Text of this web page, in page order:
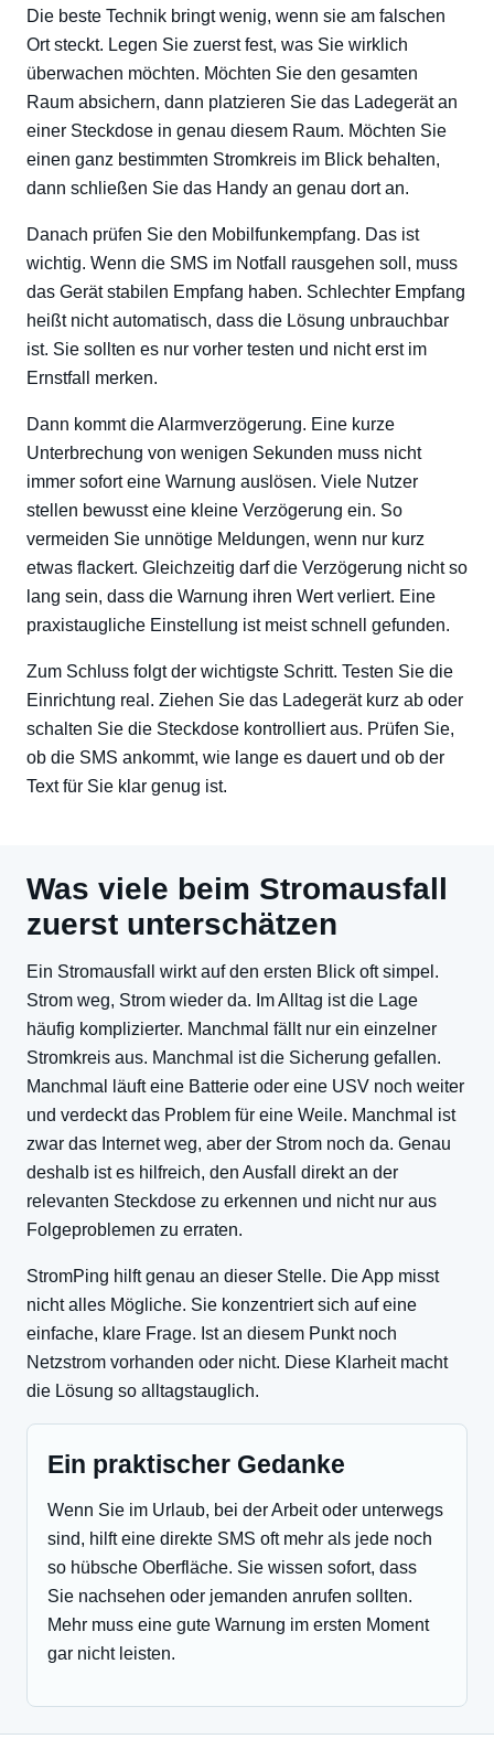
Die beste Technik bringt wenig, wenn sie am falschen
Ort steckt. Legen Sie zuerst fest, was Sie wirklich
überwachen möchten. Möchten Sie den gesamten
Raum absichern, dann platzieren Sie das Ladegerät an
einer Steckdose in genau diesem Raum. Möchten Sie
einen ganz bestimmten Stromkreis im Blick behalten,
dann schließen Sie das Handy an genau dort an.
Danach prüfen Sie den Mobilfunkempfang. Das ist
wichtig. Wenn die SMS im Notfall rausgehen soll, muss
das Gerät stabilen Empfang haben. Schlechter Empfang
heißt nicht automatisch, dass die Lösung unbrauchbar
ist. Sie sollten es nur vorher testen und nicht erst im
Ernstfall merken.
Dann kommt die Alarmverzögerung. Eine kurze
Unterbrechung von wenigen Sekunden muss nicht
immer sofort eine Warnung auslösen. Viele Nutzer
stellen bewusst eine kleine Verzögerung ein. So
vermeiden Sie unnötige Meldungen, wenn nur kurz
etwas flackert. Gleichzeitig darf die Verzögerung nicht so
lang sein, dass die Warnung ihren Wert verliert. Eine
praxistaugliche Einstellung ist meist schnell gefunden.
Zum Schluss folgt der wichtigste Schritt. Testen Sie die
Einrichtung real. Ziehen Sie das Ladegerät kurz ab oder
schalten Sie die Steckdose kontrolliert aus. Prüfen Sie,
ob die SMS ankommt, wie lange es dauert und ob der
Text für Sie klar genug ist.
Was viele beim Stromausfall
zuerst unterschätzen
Ein Stromausfall wirkt auf den ersten Blick oft simpel.
Strom weg, Strom wieder da. Im Alltag ist die Lage
häufig komplizierter. Manchmal fällt nur ein einzelner
Stromkreis aus. Manchmal ist die Sicherung gefallen.
Manchmal läuft eine Batterie oder eine USV noch weiter
und verdeckt das Problem für eine Weile. Manchmal ist
zwar das Internet weg, aber der Strom noch da. Genau
deshalb ist es hilfreich, den Ausfall direkt an der
relevanten Steckdose zu erkennen und nicht nur aus
Folgeproblemen zu erraten.
StromPing hilft genau an dieser Stelle. Die App misst
nicht alles Mögliche. Sie konzentriert sich auf eine
einfache, klare Frage. Ist an diesem Punkt noch
Netzstrom vorhanden oder nicht. Diese Klarheit macht
die Lösung so alltagstauglich.
Ein praktischer Gedanke
Wenn Sie im Urlaub, bei der Arbeit oder unterwegs
sind, hilft eine direkte SMS oft mehr als jede noch
so hübsche Oberfläche. Sie wissen sofort, dass
Sie nachsehen oder jemanden anrufen sollten.
Mehr muss eine gute Warnung im ersten Moment
gar nicht leisten.